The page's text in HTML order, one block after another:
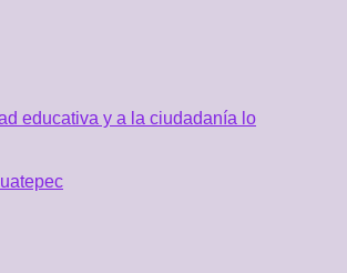
educativa y a la ciudadanía lo